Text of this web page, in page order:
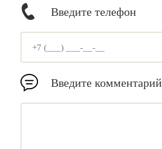
Введите телефон
Введите комментарий